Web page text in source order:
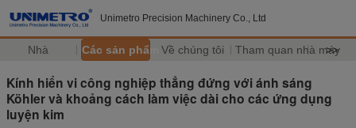
Unimetro Precision Machinery Co., Ltd
Nhà Các sản phẩm Về chúng tôi Tham quan nhà máy
>>
Kính hiển vi công nghiệp thẳng đứng với ánh sáng
Köhler và khoảng cách làm việc dài cho các ứng dụng
luyện kim